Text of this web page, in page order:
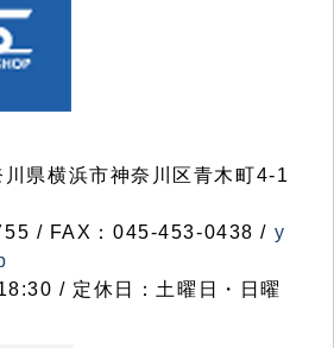
県横浜市神奈川区青木町4-1
/ FAX：045-453-0438 / y
/ 定休日：土曜日・日曜